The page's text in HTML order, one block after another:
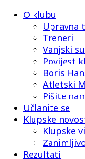
O klubu
Upravna
Treneri
Vanjski
Povijest
Boris
Atletski
Pišite
Učlanite se
Klupske
Klupske
Rezultati